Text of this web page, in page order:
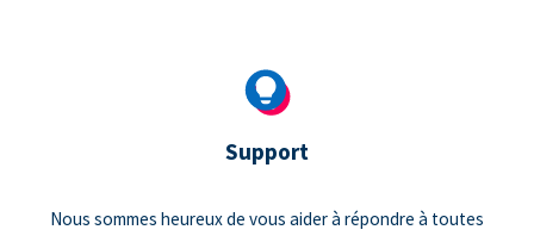
Support
Nous sommes heureux de vous aider à répondre à toutes